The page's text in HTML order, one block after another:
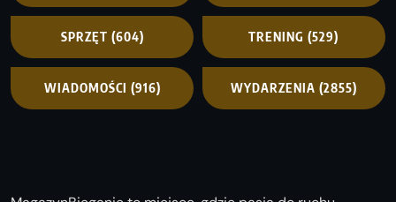
SPRZĘT (604) TRENING (529)
WIADOMOŚCI (916) WYDARZENIA (2855)